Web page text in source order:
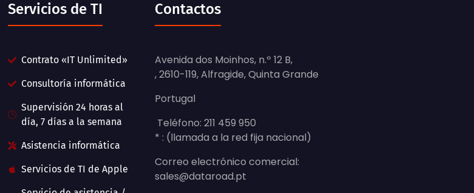
Servicios de TI
Contrato «IT Unlimited»
Consultoría informática
Supervisión 24 horas al
día, 7 días a la semana
Asistencia informática
Servicios de TI de Apple
Contactos
Avenida dos Moinhos, n.º 12 B,
, 2610-119, Alfragide, Quinta Grande
Portugal
Teléfono: 211 459 950
* : (llamada a la red fija nacional)
Correo electrónico comercial:
sales@dataroad.pt